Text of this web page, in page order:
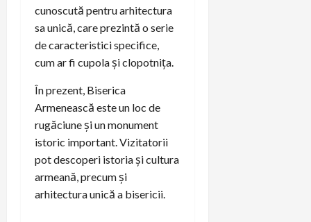
cunoscută pentru arhitectura
sa unică, care prezintă o serie
de caracteristici specifice,
cum ar fi cupola și clopotnița.
În prezent, Biserica
Armenească este un loc de
rugăciune și un monument
istoric important. Vizitatorii
pot descoperi istoria și cultura
armeană, precum și
arhitectura unică a bisericii.